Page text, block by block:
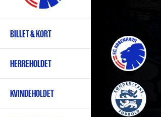
Primær
navigation
BILLET & KORT
HERREHOLDET
KVINDEHOLDET